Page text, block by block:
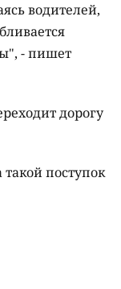
водителей,
- пишет
дорогу
поступок